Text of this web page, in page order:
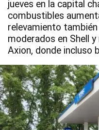
jueves en la capital
combustibles
relevamiento
moderados en Shell
Axion, donde incluso